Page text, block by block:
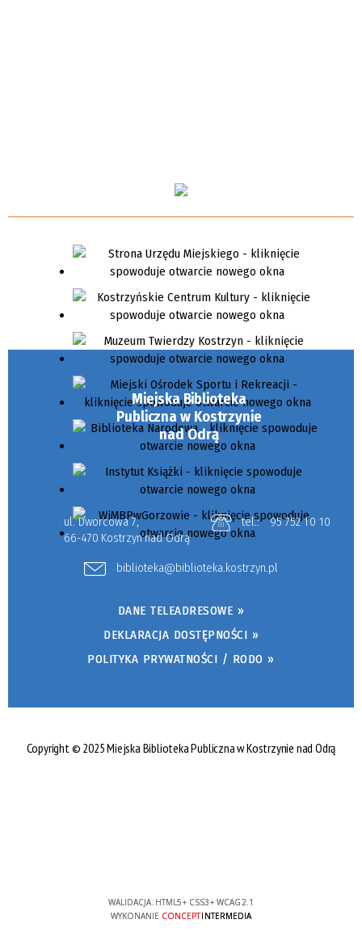
Miejska Biblioteka
Publiczna w Kostrzynie
nad Odrą
ul. Dworcowa 7,
66-470 Kostrzyn nad Odrą
tel.: 95 752 10 10
biblioteka@biblioteka.kostrzyn.pl
DANE TELEADRESOWE »
DEKLARACJA DOSTĘPNOŚCI »
POLITYKA PRYWATNOŚCI / RODO »
Copyright © 2025 Miejska Biblioteka Publiczna w Kostrzynie nad Odrą
WALIDACJA: HTML5+ CSS3+ WCAG 2.1
WYKONANIE CONCEPTINTERMEDIA